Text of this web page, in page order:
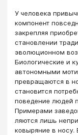
У человека
компонент
закрепляя
становлении
эволюционном
Биологические и
автономными
превращаются в
становится
поведение людей
Примерами
ляются лишь
ковыряние в